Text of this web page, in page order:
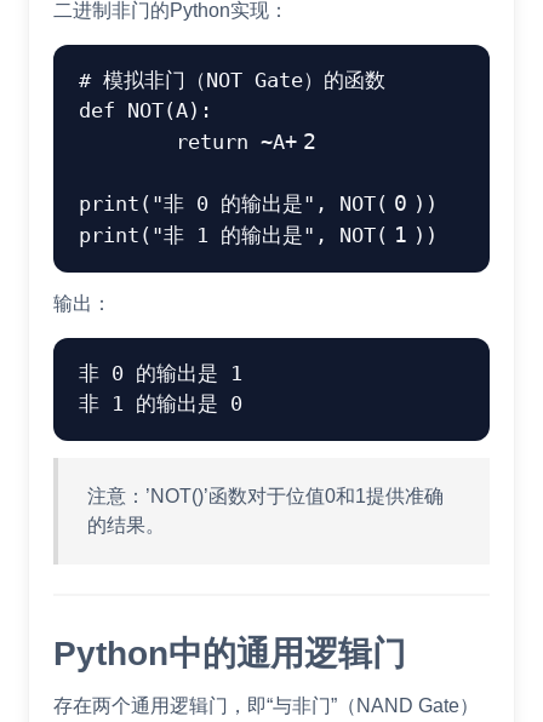
二进制非门的Python实现：
# 模拟非门（NOT Gate）的函数
def NOT(A) :
return ~A+ 2
print ( "非 0 的输出是" , NOT( 0 ) )
print ( "非 1 的输出是" , NOT( 1 ) )
输出：
非 0 的输出是 1
注意：’NOT()’函数对于位值0和1提供准确
的结果。
Python中的通用逻辑门
存在两个通用逻辑门，即“与非门”（NAND Gate）